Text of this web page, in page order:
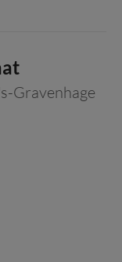
's-Gravenhage